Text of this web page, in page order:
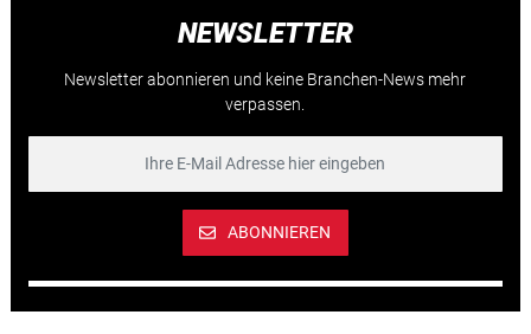
NEWSLETTER
Newsletter abonnieren und keine Branchen-News mehr
verpassen.
ABONNIEREN